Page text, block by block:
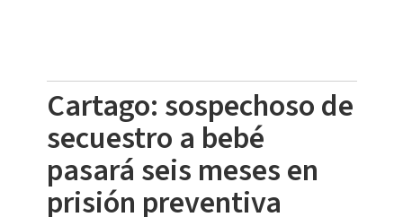
Cartago: sospechoso de
secuestro a bebé
pasará seis meses en
prisión preventiva